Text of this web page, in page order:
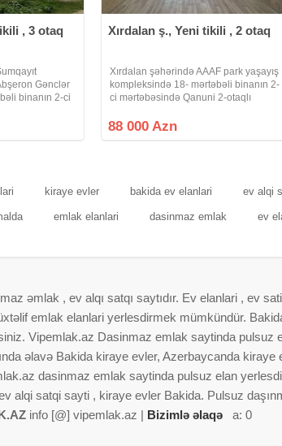
, 3 otaq
Gənclər
binanın 2-ci
əşyalı
Xırdalan ş., Yeni tikili , 2 otaq
Xırdalan şəhərində AAAF park yaşayış
kompleksində 18- mərtəbəli binanın 2-
ci mərtəbəsində Qanuni 2-otaqlı
idtifadə üçün təmir olunmuş mənzil
88 000 Azn
kiraye evler bakida ev elanlari ev alqi
emlak elanlari dasinmaz emlak ev
əmlak , ev alqı satqı saytıdır. Ev elanlari , ev
emlak elanlari yerlesdirmek mümkündür.
Vipemlak.az Dasinmaz emlak saytinda
əlavə Bakida kiraye evler, Azerbaycanda
dasinmaz emlak saytinda pulsuz elan
alqi satqi sayti , kiraye evler Bakida. Pulsuz
info [@] vipemlak.az | Bizimlə əlaqə a: 0